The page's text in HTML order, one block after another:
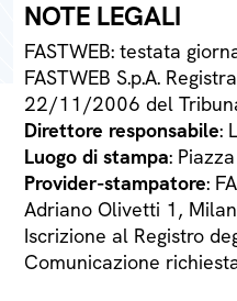
NOTE LEGALI
FASTWEB: testata
FASTWEB S.p.A.
22/11/2006 del
Direttore responsabile:
Luogo di stampa:
Provider-stampatore:
Adriano Olivetti 1,
Iscrizione al Registro
Comunicazione